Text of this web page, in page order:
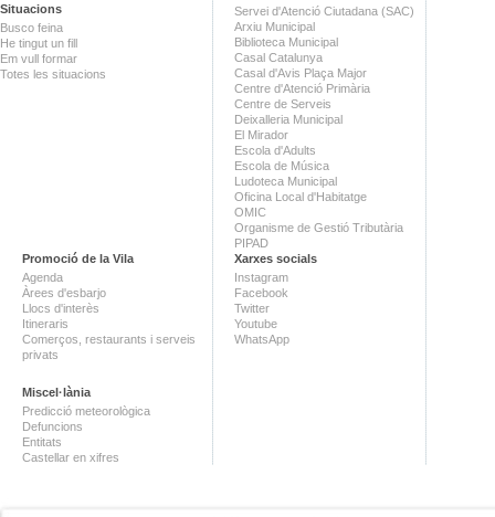
Situacions
Busco feina
He tingut un fill
Em vull formar
Totes les situacions
Servei d'Atenció Ciutadana (SAC)
Arxiu Municipal
Biblioteca Municipal
Casal Catalunya
Casal d'Avis Plaça Major
Centre d'Atenció Primària
Centre de Serveis
Deixalleria Municipal
El Mirador
Escola d'Adults
Escola de Música
Ludoteca Municipal
Oficina Local d'Habitatge
OMIC
Organisme de Gestió Tributària
PIPAD
Promoció de la Vila
Agenda
Àrees d'esbarjo
Llocs d'interès
Itineraris
Comerços, restaurants i serveis
privats
Miscel·lània
Predicció meteorològica
Defuncions
Entitats
Castellar en xifres
Xarxes socials
Instagram
Facebook
Twitter
Youtube
WhatsApp